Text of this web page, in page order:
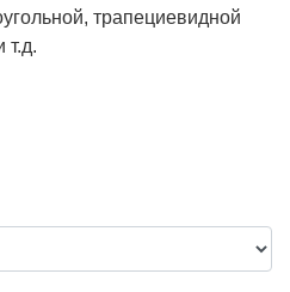
трапециевидной
т.д.